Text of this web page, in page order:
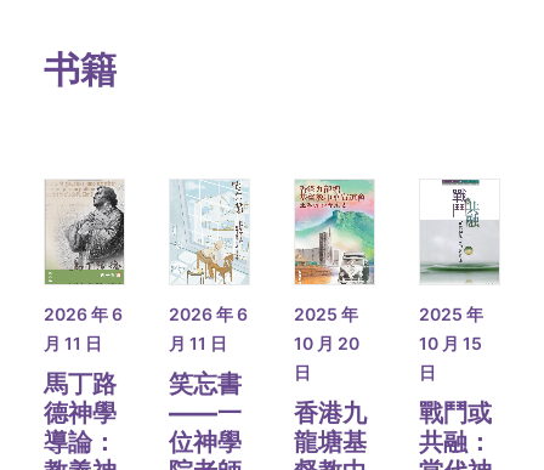
书籍
2026 年 6
月 11 日
馬丁路
德神學
導論：
2026 年 6
月 11 日
笑忘書
——一
位神學
2025 年
10 月 20
日
香港九
龍塘基
2025 年
10 月 15
日
戰鬥或
共融：